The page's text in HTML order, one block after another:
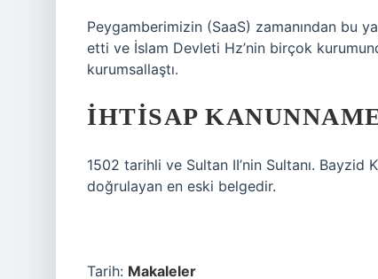
Peygamberimizin (SaaS) zamanından bu
etti ve İslam Devleti Hz’nin birçok
kurumsallaştı.
İHTISAP
1502 tarihli ve Sultan II’nin Sultanı. Bayzid
doğrulayan en eski belgedir.
Tarih: Makaleler